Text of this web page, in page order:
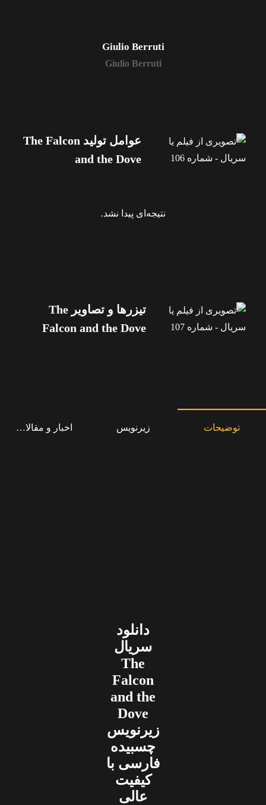
Giulio Berruti
Giulio Berruti
عوامل تولید The Falcon
and the Dove
نتیجه‌ای پیدا نشد.
تیزرها و تصاویر The
Falcon and the Dove
توضیحات زیرنویس اخبار و مقالات
دانلود
سریال
The
Falcon
and the
Dove
زیرنویس
چسبیده
فارسی با
کیفیت
عالی